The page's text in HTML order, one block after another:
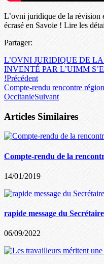
L’ovni juridique de la révision
écrasé en Savoie ! Lire les
Partager:
L’OVNI JURIDIQUE DE
INVENTÉ PAR L’UIMM
!Précédent
Compte-rendu rencontre
OccitanieSuivant
Articles Similaires
Compte-rendu de la
14/01/2019
rapide message du
06/09/2022